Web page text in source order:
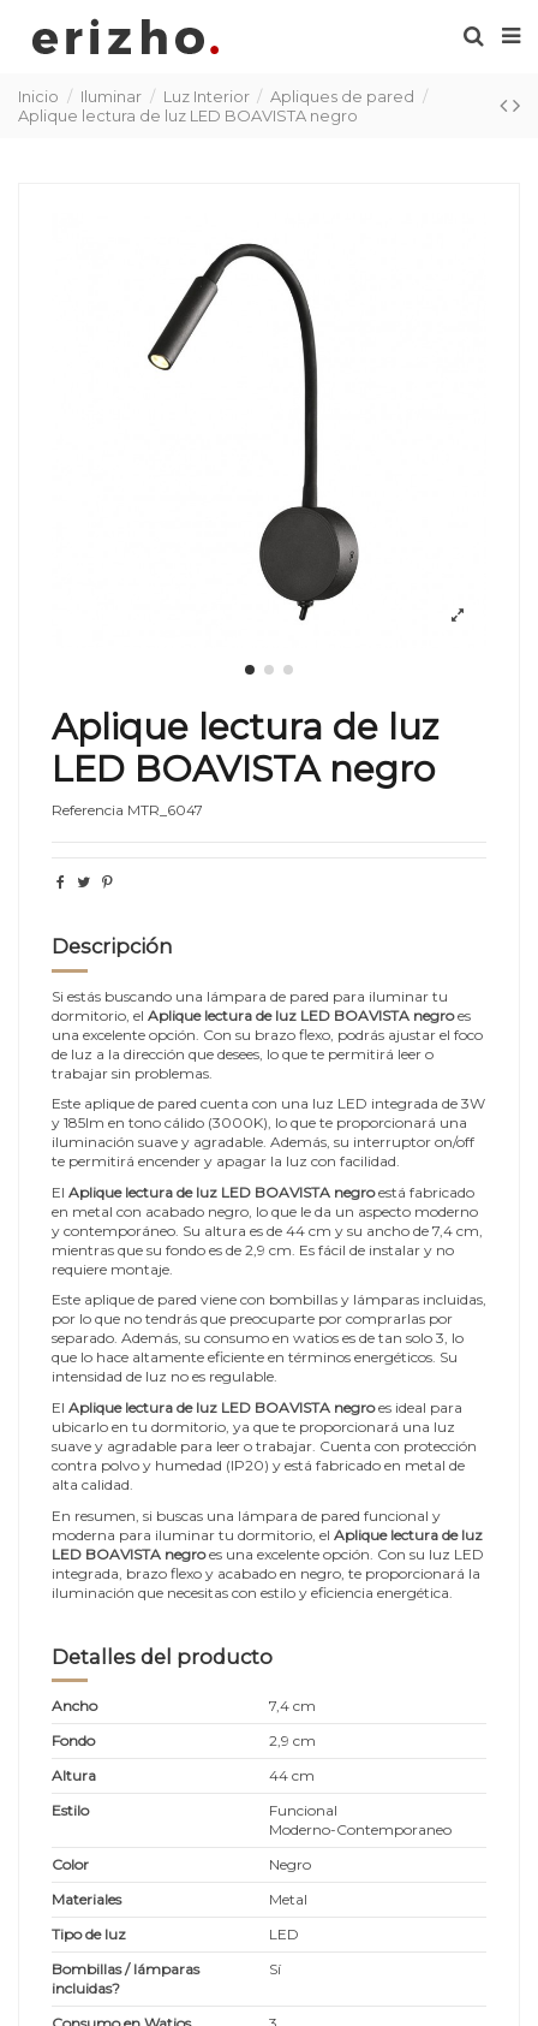
Inicio Iluminar Luz Interior
Apliques de pared
Aplique lectura de luz LED BOAVISTA negro
Aplique lectura de luz
LED BOAVISTA negro
Referencia MTR_6047
Descripción
Si estás buscando una lámpara de pared para iluminar tu
dormitorio, el Aplique lectura de luz LED BOAVISTA negroes
una excelente opción. Con su brazo flexo, podrás ajustar el foco
de luz a la dirección que desees, lo que te permitirá leer o
trabajar sin problemas.
Este aplique de pared cuenta con una luz LED integrada de 3W
y 185lm en tono cálido (3000K), lo que te proporcionará una
iluminación suave y agradable. Además, su interruptor on/off
te permitirá encender y apagar la luz con facilidad.
El Aplique lectura de luz LED BOAVISTA negroestá fabricado
en metal con acabado negro, lo que le da un aspecto moderno
y contemporáneo. Su altura es de 44 cm y su ancho de 7,4 cm,
mientras que su fondo es de 2,9 cm. Es fácil de instalar y no
requiere montaje.
Este aplique de pared viene con bombillas y lámparas incluidas,
por lo que no tendrás que preocuparte por comprarlas por
separado. Además, su consumo en watios es de tan solo 3, lo
que lo hace altamente eficiente en términos energéticos. Su
intensidad de luz no es regulable.
El Aplique lectura de luz LED BOAVISTA negroes ideal para
ubicarlo en tu dormitorio, ya que te proporcionará una luz
suave y agradable para leer o trabajar. Cuenta con protección
contra polvo y humedad (IP20) y está fabricado en metal de
alta calidad.
En resumen, si buscas una lámpara de pared funcional y
moderna para iluminar tu dormitorio, el Aplique lectura de luz
LED BOAVISTA negroes una excelente opción. Con su luz LED
integrada, brazo flexo y acabado en negro, te proporcionará la
iluminación que necesitas con estilo y eficiencia energética.
Detalles del producto
Ancho
7,4 cm
Fondo
2,9 cm
Altura
44 cm
Estilo
Funcional
Moderno-Contemporaneo
Color
Negro
Materiales
Metal
Tipo de luz
LED
Bombillas / lámparas
incluidas?
Sí